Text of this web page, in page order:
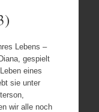
Lebens –
gespielt
eines
sie unter
wir alle noch